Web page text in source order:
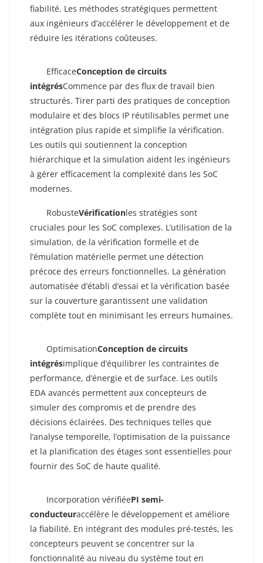
fiabilité. Les méthodes stratégiques permettent
aux ingénieurs d’accélérer le développement et de
réduire les itérations coûteuses.
EfficaceConception de circuits
intégrésCommence par des flux de travail bien
structurés. Tirer parti des pratiques de conception
modulaire et des blocs IP réutilisables permet une
intégration plus rapide et simplifie la vérification.
Les outils qui soutiennent la conception
hiérarchique et la simulation aident les ingénieurs
à gérer efficacement la complexité dans les SoC
modernes.
RobusteVérificationles stratégies sont
cruciales pour les SoC complexes. L’utilisation de la
simulation, de la vérification formelle et de
l’émulation matérielle permet une détection
précoce des erreurs fonctionnelles. La génération
automatisée d’établi d’essai et la vérification basée
sur la couverture garantissent une validation
complète tout en minimisant les erreurs humaines.
OptimisationConception de circuits
intégrésimplique d’équilibrer les contraintes de
performance, d’énergie et de surface. Les outils
EDA avancés permettent aux concepteurs de
simuler des compromis et de prendre des
décisions éclairées. Des techniques telles que
l’analyse temporelle, l’optimisation de la puissance
et la planification des étages sont essentielles pour
fournir des SoC de haute qualité.
Incorporation vérifiéePI semi-
conducteuraccélère le développement et améliore
la fiabilité. En intégrant des modules pré-testés, les
concepteurs peuvent se concentrer sur la
fonctionnalité au niveau du système tout en